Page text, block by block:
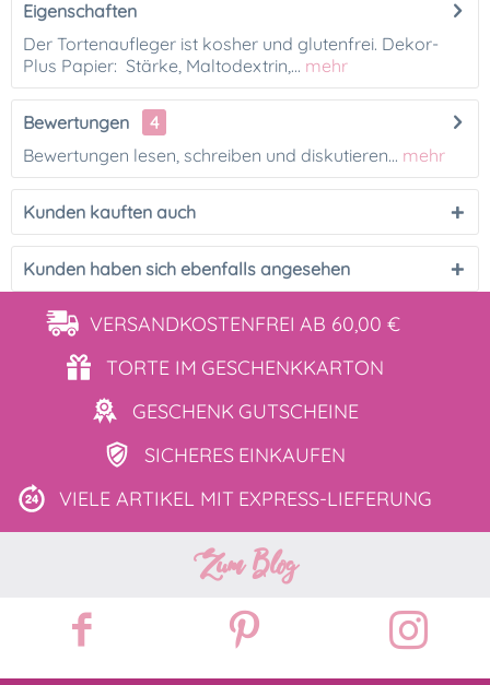
Eigenschaften
Der Tortenaufleger ist kosher und glutenfrei. Dekor-
Plus Papier: Stärke, Maltodextrin,... mehr
Bewertungen
4
Bewertungen lesen, schreiben und diskutieren... mehr
Kunden kauften auch
Kunden haben sich ebenfalls angesehen
VERSANDKOSTENFREI AB 60,00 €
TORTE IM GESCHENKKARTON
GESCHENK GUTSCHEINE
SICHERES EINKAUFEN
VIELE ARTIKEL MIT EXPRESS-LIEFERUNG
Zum Blog